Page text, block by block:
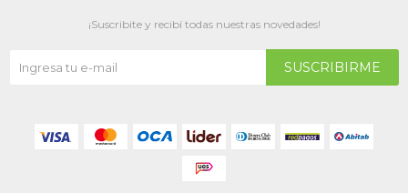
¡Suscribite y recibí todas nuestras novedades!
SUSCRIBIRME